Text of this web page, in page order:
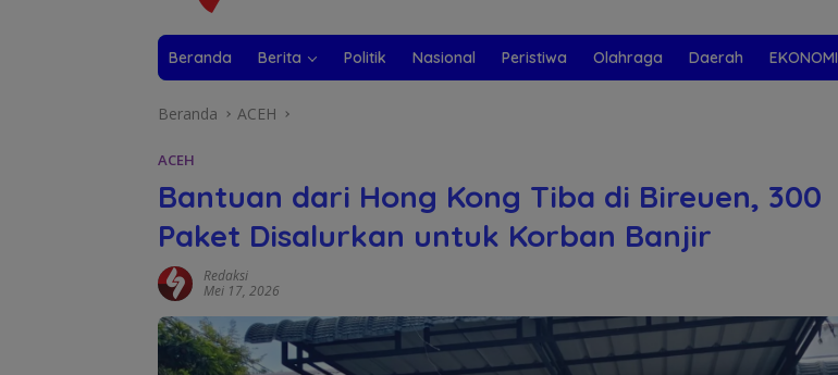
Beranda Berita Politik Nasional Peristiwa Olahraga Daerah EKONOMI
Beranda ACEH
ACEH
Bantuan dari Hong Kong Tiba di Bireuen, 300
Paket Disalurkan untuk Korban Banjir
Redaksi
Mei 17, 2026